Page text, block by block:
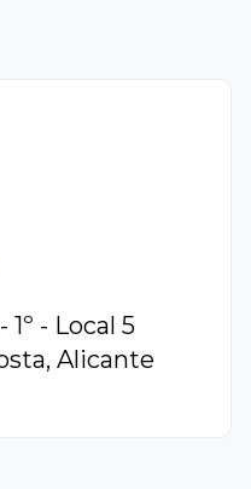
1º - Local 5
Alicante